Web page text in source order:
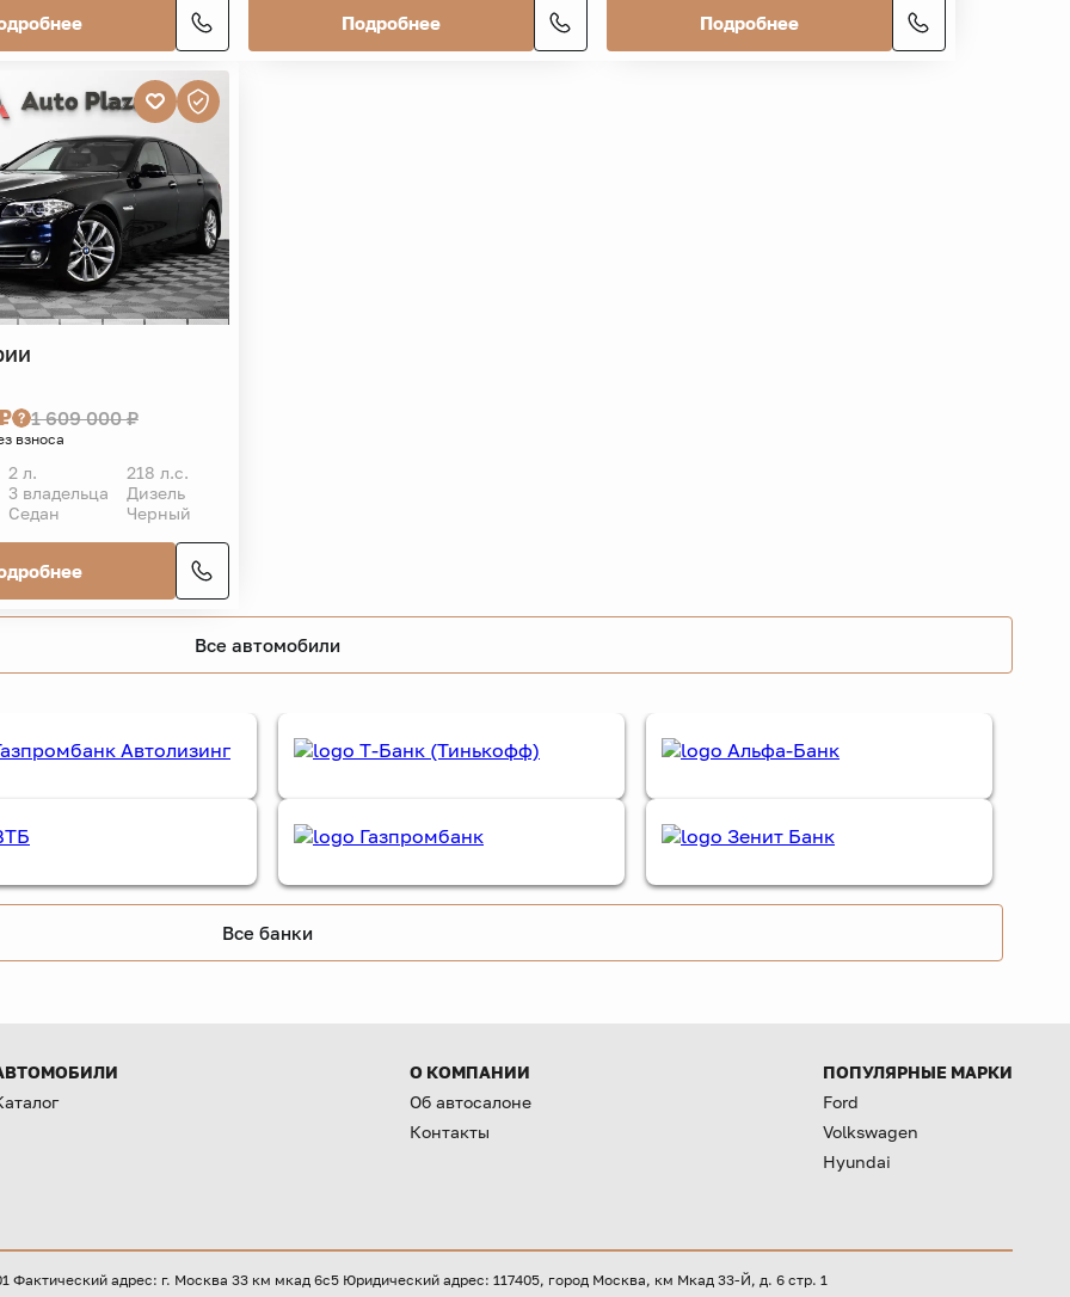
Подробнее Подробнее
1 609 000 ₽
взноса
2 л.
218 л.с.
3 владельца
Дизель
Седан
Черный
Все автомобили
Все банки
О КОМПАНИИ
Об автосалоне
Контакты
ПОПУЛЯРНЫЕ МАРКИ
Ford
Volkswagen
Hyundai
адрес: г. Москва 33 км мкад 6с5 Юридический адрес: 117405, город Москва, км Мкад 33-Й, д. 6 стр. 1